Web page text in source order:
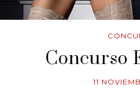
Concurso
11